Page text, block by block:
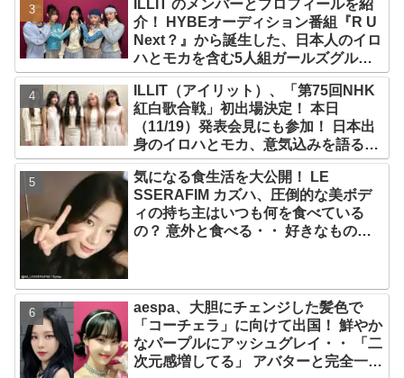
ILLIT のメンバーとプロフィールを紹
介！ HYBEオーディション番組『R U
Next？』から誕生した、日本人のイロ
ハとモカを含む5人組ガールズグルー
プ！ デビュー曲「Magnetic」がいき
なりの大ヒット
ILLIT（アイリット）、「第75回NHK
紅白歌合戦」初出場決定！ 本日
（11/19）発表会見にも参加！ 日本出
身のイロハとモカ、意気込みを語る
「ずっと夢見てたステージ…嬉しくて
光栄」
気になる食生活を大公開！ LE
SSERAFIM カズハ、圧倒的な美ボデ
ィの持ち主はいつも何を食べている
の？ 意外と食べる・・ 好きなものを
aespa、大胆にチェンジした髪色で
「コーチェラ」に向けて出国！ 鮮やか
なパープルにアッシュグレイ・・ 「二
次元感増してる」 アバターと完全一致